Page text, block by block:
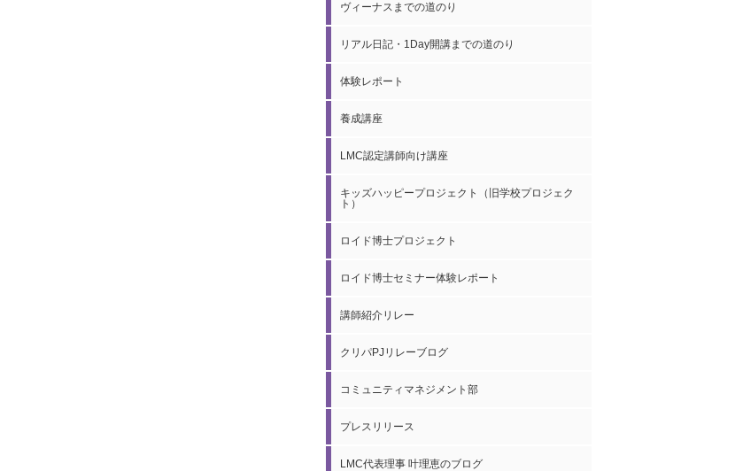
ヴィーナスまでの道のり
リアル日記・1Day開講までの道のり
体験レポート
養成講座
LMC認定講師向け講座
キッズハッピープロジェクト（旧学校プロジェク
ト）
ロイド博士プロジェクト
ロイド博士セミナー体験レポート
講師紹介リレー
クリパPJリレーブログ
コミュニティマネジメント部
プレスリリース
LMC代表理事 叶理恵のブログ